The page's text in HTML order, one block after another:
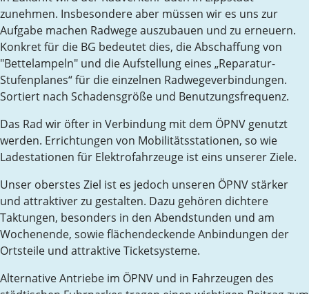
zunehmen. Insbesondere aber müssen wir es uns zur
Aufgabe machen Radwege auszubauen und zu erneuern.
Konkret für die BG bedeutet dies, die Abschaffung von
"Bettelampeln" und die Aufstellung eines „Reparatur-
Stufenplanes“ für die einzelnen Radwegeverbindungen.
Sortiert nach Schadensgröße und Benutzungsfrequenz.
Das Rad wir öfter in Verbindung mit dem ÖPNV genutzt
werden. Errichtungen von Mobilitätsstationen, so wie
Ladestationen für Elektrofahrzeuge ist eins unserer Ziele.
Unser oberstes Ziel ist es jedoch unseren ÖPNV stärker
und attraktiver zu gestalten. Dazu gehören dichtere
Taktungen, besonders in den Abendstunden und am
Wochenende, sowie flächendeckende Anbindungen der
Ortsteile und attraktive Ticketsysteme.
Alternative Antriebe im ÖPNV und in Fahrzeugen des